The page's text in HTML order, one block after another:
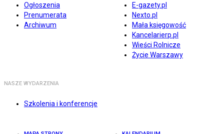
Ogłoszenia
Prenumerata
Archiwum
E-gazety.pl
Nexto.pl
Mała księgowość
Kancelarierp.pl
Wieści Rolnicze
Życie Warszawy
NASZE WYDARZENIA
Szkolenia i konferencje